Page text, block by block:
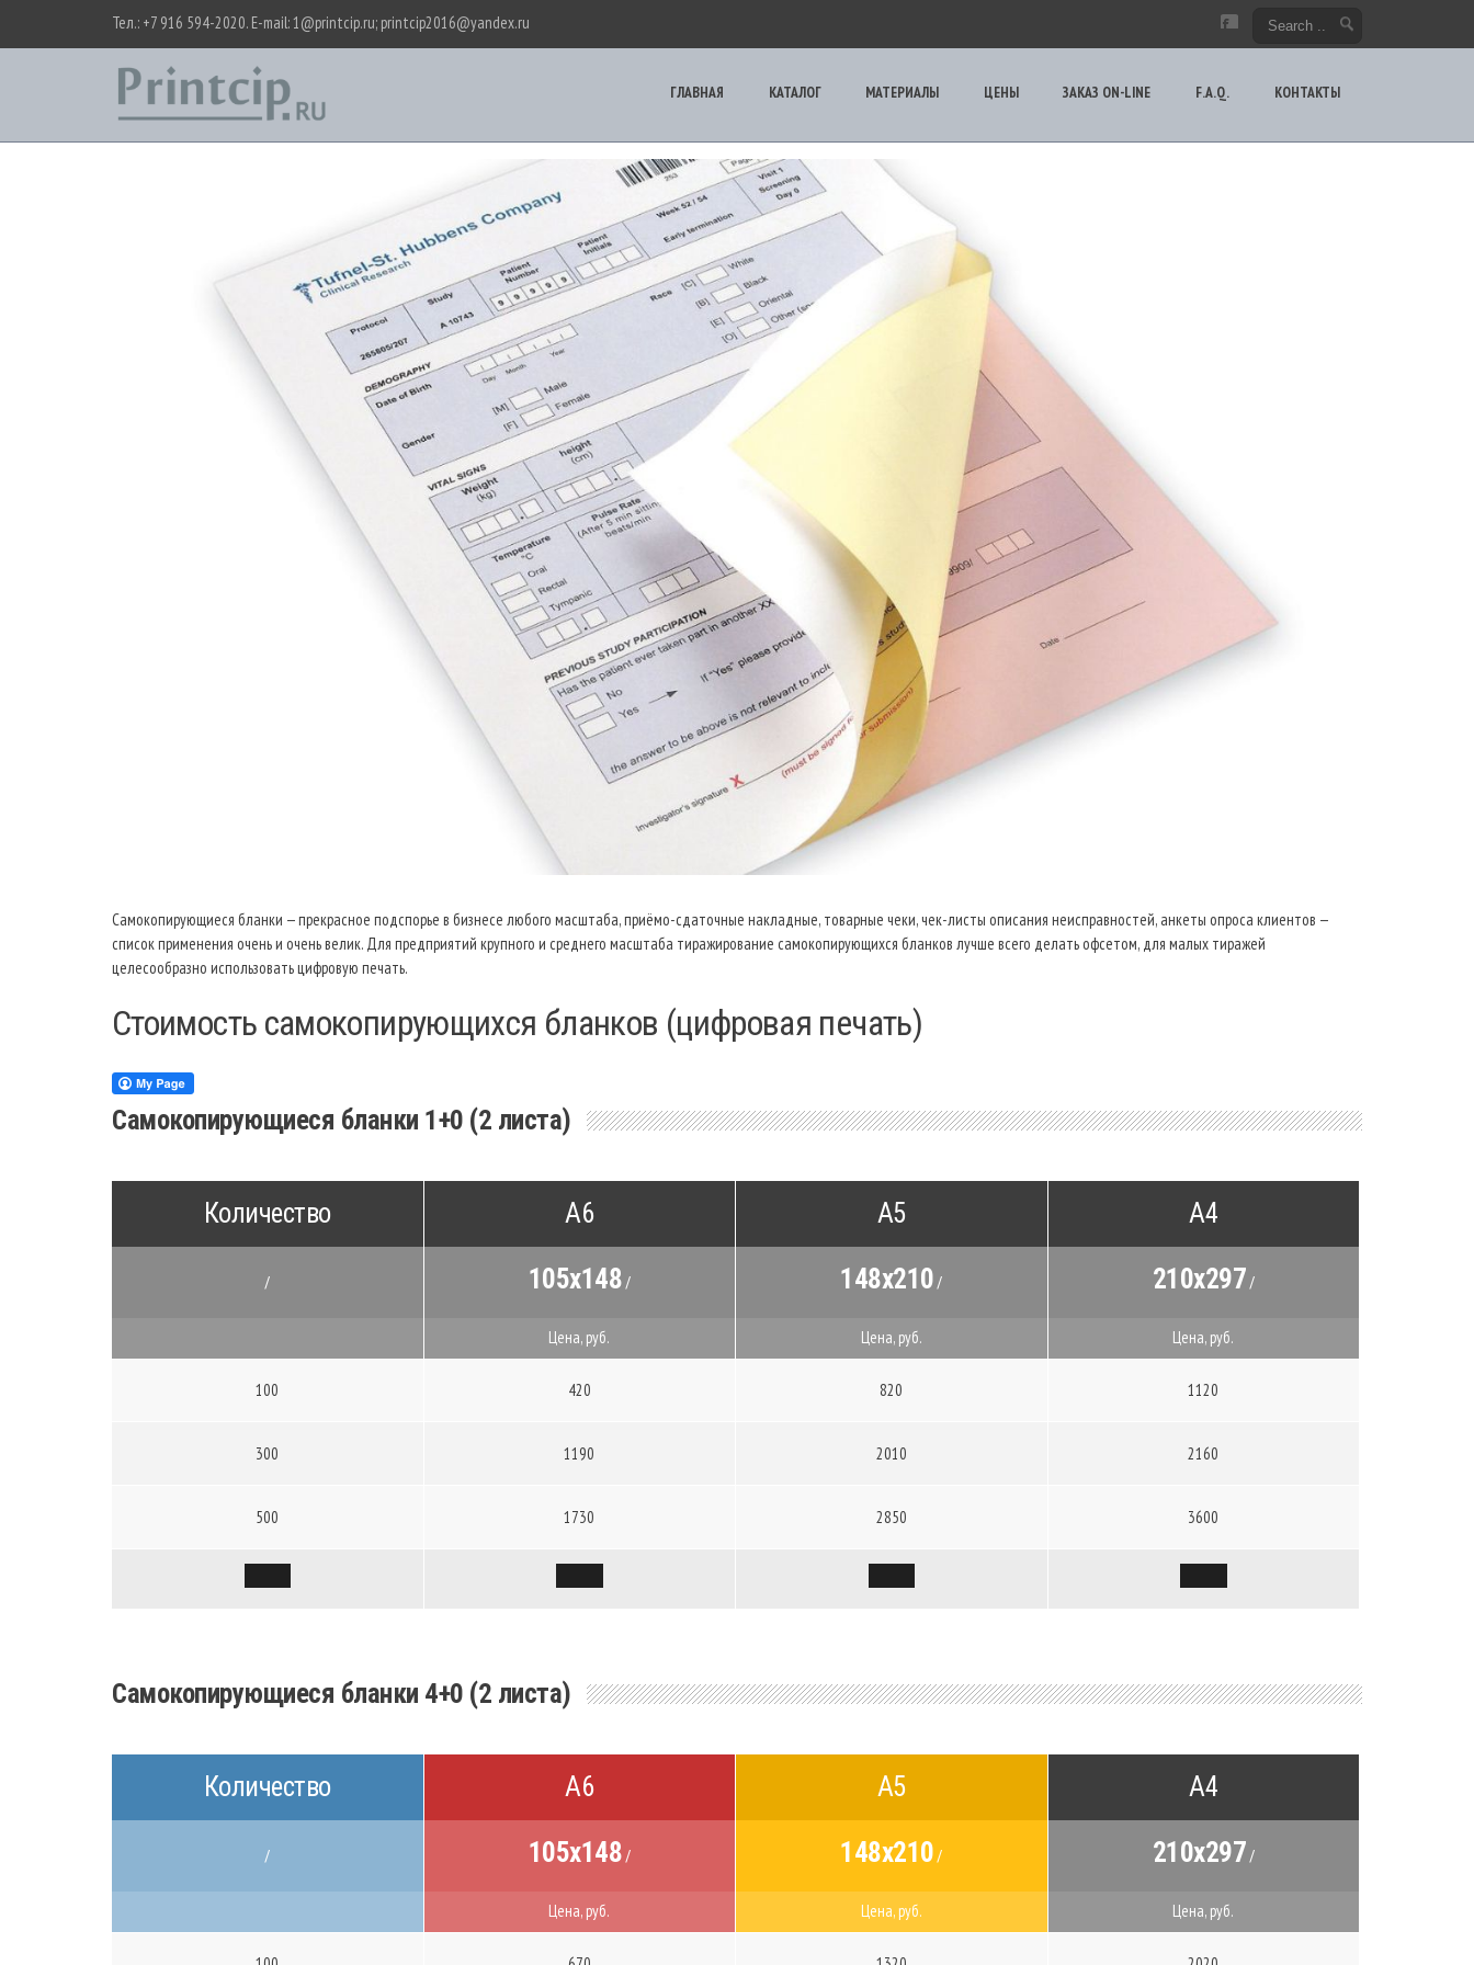
Тел.: +7 916 594-2020. E-mail: 1@printcip.ru; printcip2016@yandex.ru
printcip.ru
Типография "Принцип"
ГЛАВНАЯ КАТАЛОГ МАТЕРИАЛЫ ЦЕНЫ ЗАКАЗ ON-LINE F.A.Q. КОНТАКТЫ
Самокопирующиеся бланки — прекрасное подспорье в бизнесе любого масштаба, приёмо-сдаточные накладные, товарные чеки, чек-листы описания неисправностей, анкеты опроса клиентов —
список применения очень и очень велик. Для предприятий крупного и среднего масштаба тиражирование самокопирующихся бланков лучше всего делать офсетом, для малых тиражей
целесообразно использовать цифровую печать.
Стоимость самокопирующихся бланков (цифровая печать)
Самокопирующиеся бланки 1+0 (2 листа)
Количество
/
100
300
500
А6
105x148/
Цена, руб.
420
1190
1730
А5
148x210/
Цена, руб.
820
2010
2850
А4
210x297/
Цена, руб.
1120
2160
3600
Самокопирующиеся бланки 4+0 (2 листа)
Количество
/
А6
105x148/
Цена, руб.
А5
148x210/
Цена, руб.
А4
210x297/
Цена, руб.